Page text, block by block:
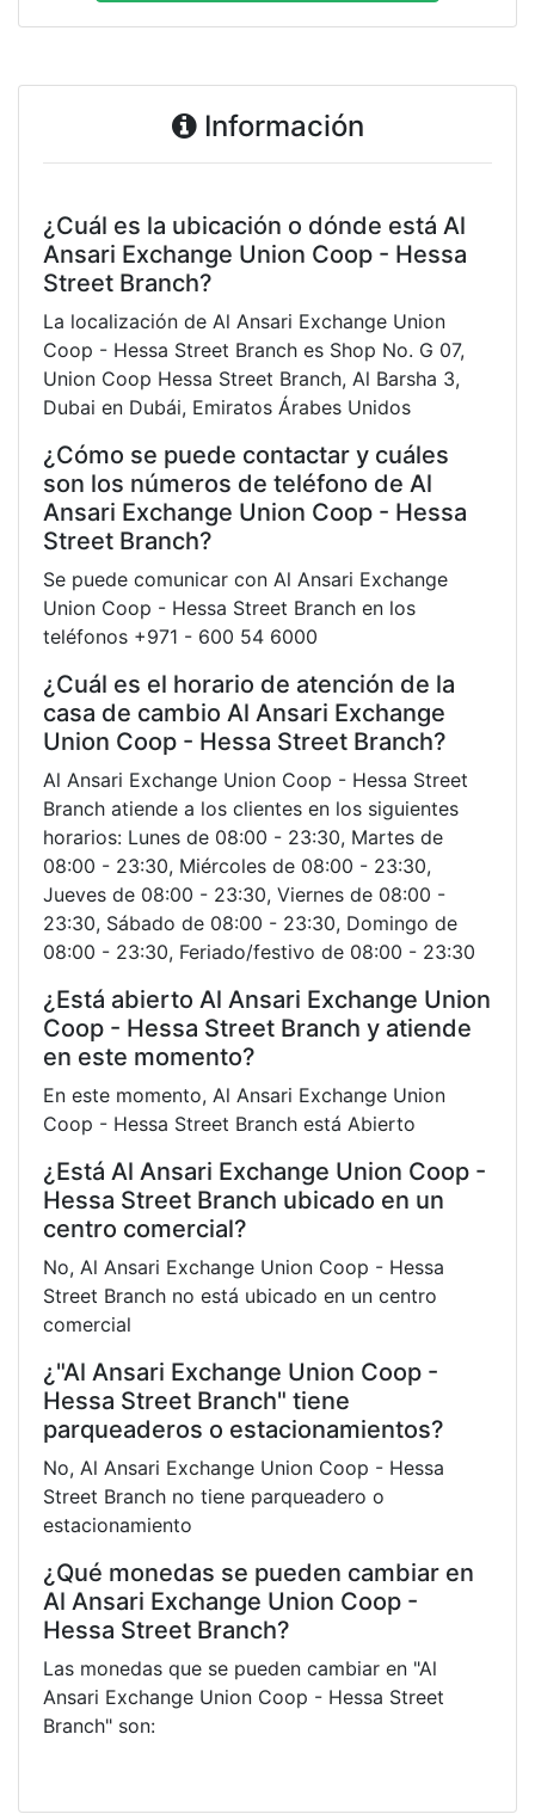
Información
¿Cuál es la ubicación o dónde está Al
Ansari Exchange Union Coop - Hessa
Street Branch?
La localización de Al Ansari Exchange Union
Coop - Hessa Street Branch es Shop No. G 07,
Union Coop Hessa Street Branch, Al Barsha 3,
Dubai en Dubái, Emiratos Árabes Unidos
¿Cómo se puede contactar y cuáles
son los números de teléfono de Al
Ansari Exchange Union Coop - Hessa
Street Branch?
Se puede comunicar con Al Ansari Exchange
Union Coop - Hessa Street Branch en los
teléfonos +971 - 600 54 6000
¿Cuál es el horario de atención de la
casa de cambio Al Ansari Exchange
Union Coop - Hessa Street Branch?
Al Ansari Exchange Union Coop - Hessa Street
Branch atiende a los clientes en los siguientes
horarios: Lunes de 08:00 - 23:30, Martes de
08:00 - 23:30, Miércoles de 08:00 - 23:30,
Jueves de 08:00 - 23:30, Viernes de 08:00 -
23:30, Sábado de 08:00 - 23:30, Domingo de
08:00 - 23:30, Feriado/festivo de 08:00 - 23:30
¿Está abierto Al Ansari Exchange Union
Coop - Hessa Street Branch y atiende
en este momento?
En este momento, Al Ansari Exchange Union
Coop - Hessa Street Branch está Abierto
¿Está Al Ansari Exchange Union Coop -
Hessa Street Branch ubicado en un
centro comercial?
No, Al Ansari Exchange Union Coop - Hessa
Street Branch no está ubicado en un centro
comercial
¿"Al Ansari Exchange Union Coop -
Hessa Street Branch" tiene
parqueaderos o estacionamientos?
No, Al Ansari Exchange Union Coop - Hessa
Street Branch no tiene parqueadero o
estacionamiento
¿Qué monedas se pueden cambiar en
Al Ansari Exchange Union Coop -
Hessa Street Branch?
Las monedas que se pueden cambiar en "Al
Ansari Exchange Union Coop - Hessa Street
Branch" son: